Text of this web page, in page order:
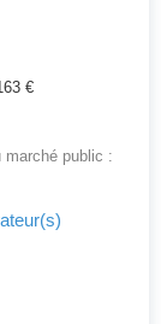
€
marché public :